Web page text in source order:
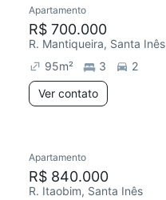
Apartamento
R$ 700.000
R. Mantiqueira, Santa Inês
95m² 3
2
Ver contato
Apartamento
R$ 840.000
R. Itaobim, Santa Inês